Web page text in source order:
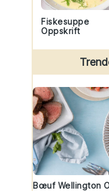
Fiskesuppe
Oppskrift
Bœuf Wellington